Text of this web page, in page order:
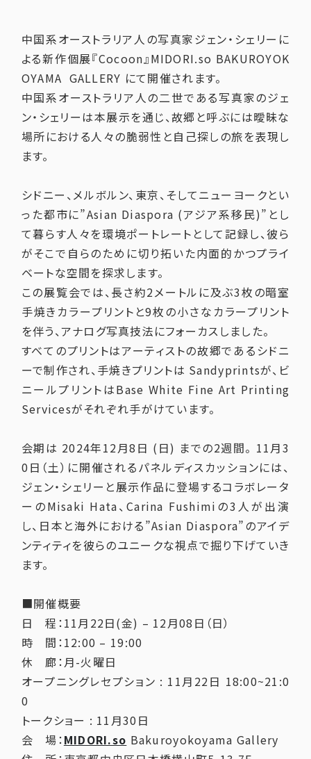
中国系オーストラリア人の写真家ジェン・シェリーに
よる新作個展『Cocoon』MIDORI.so BAKUROYOK
OYAMA GALLERY にて開催されます。
中国系オーストラリア人の二世である写真家のジェ
ン・シェリーは本展示を通じ、故郷と呼ぶには曖昧な
場所における人々の脆弱性と自己探しの旅を表現し
ます。
シドニー、メルボルン、東京、そしてニューヨークとい
った都市に”Asian Diaspora (アジア系移民)”とし
て暮らす人々を環境ポートレートとして記録し、彼ら
がそこで自らのために切り拓いた内面的かつプライ
ベートな空間を探求します。
この展覧会では、長さ約2メートルに及ぶ3枚の暗室
手焼きカラープリントと9枚の小さなカラープリント
を伴う、アナログ写真技法にフォーカスしました。
すべてのプリントはアーティストの故郷であるシドニ
ーで制作され、手焼きプリントは Sandyprintsが、ビ
ニールプリントはBase White Fine Art Printing
Servicesがそれぞれ手がけています。
会期は 2024年12月8日 (日) までの2週間。 11月3
0日（土）に開催されるパネルディスカッションには、
ジェン・シェリーと展示作品に登場するコラボレータ
ーのMisaki Hata、Carina Fushimiの3人が出演
し、日本と海外における”Asian Diaspora”のアイデ
ンティティを彼らのユニークな視点で掘り下げていき
ます。
■開催概要⁠
日 程：11月22日(金) – 12月08日（日）⁠
時 間：12:00 – 19:00⁠
休 廊：月-火曜日⁠
オープニングレセプション : 11月22日 18:00~21:0
0
トークショー : 11月30日
会 場：MIDORI.so Bakuroyokoyama Gallery⁠